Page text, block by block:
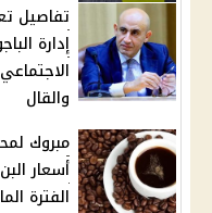
تفاصيل
إدارة
والقال
مبروك
أسعار
الفترة